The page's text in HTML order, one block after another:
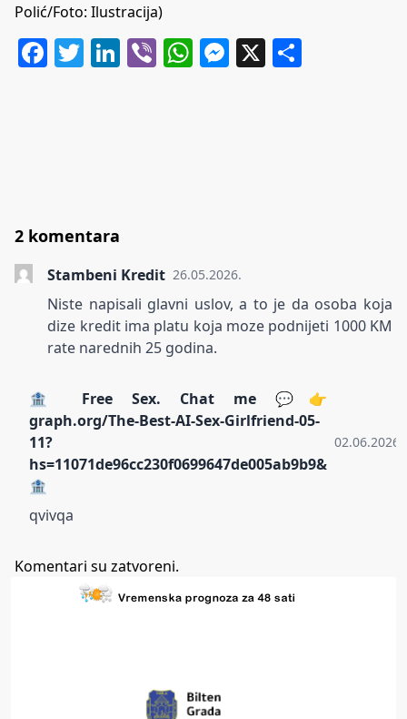
Polić/Foto: Ilustracija)
Facebook
Twitter
LinkedIn
ViberWhatsApp
Messenger
X
2 komentara
Stambeni Kredit 26.05.2026.
Niste napisali glavni uslov, a to je da osoba koja
dize kredit ima platu koja moze podnijeti 1000 KM
rate narednih 25 godina.
🏦 Free Sex. Chat me 💬👉
graph.org/The-Best-AI-Sex-Girlfriend-05-
11?
hs=11071de96cc230f0699647de005ab9b9&
🏦
02.06.2026.
qvivqa
Komentari su zatvoreni.